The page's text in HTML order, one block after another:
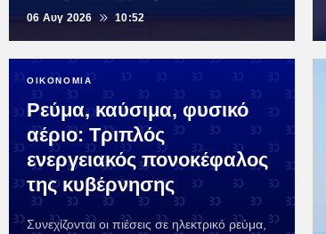
06 Αυγ 2026 10:52
ΟΙΚΟΝΟΜΙΑ
Ρεύμα, καύσιμα, φυσικό
αέριο: Τριπλός
ενεργειακός πονοκέφαλος
της κυβέρνησης
Συνεχίζονται οι πιέσεις σε ηλεκτρικό ρεύμα,